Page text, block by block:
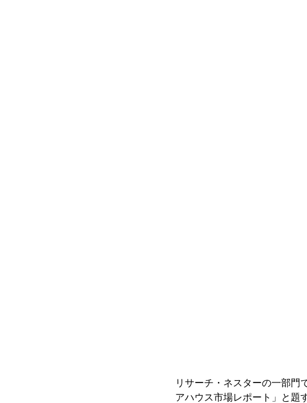
リサーチ・ネスターの一部門
アハウス市場レポート」と題